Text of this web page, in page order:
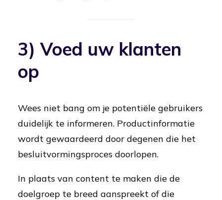
3) Voed uw klanten
op
Wees niet bang om je potentiële gebruikers
duidelijk te informeren. Productinformatie
wordt gewaardeerd door degenen die het
besluitvormingsproces doorlopen.
In plaats van content te maken die de
doelgroep te breed aanspreekt of die